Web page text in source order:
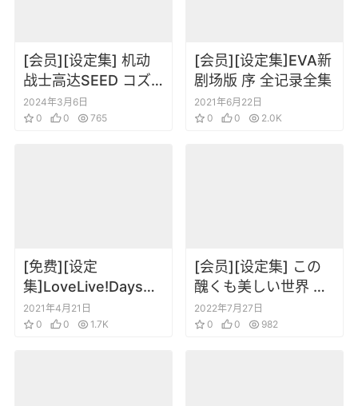
[会员][设定集] 机动
战士高达SEED コズ
ミック・イラ ヒスト
リーBOOK
2024年3月6日
0
0 765
[会员][设定集]EVA新
剧场版 序 全记录全集
2021年6月22日
0
0 2.0K
[免费][设定
集]LoveLive!Days
Love Live! General
Magazine Vol.5
2021年4月21日
0
0 1.7K
[会员][设定集] この
醜くも美しい世界 公
式ビジュアルブック
2022年7月27日
0
0 982